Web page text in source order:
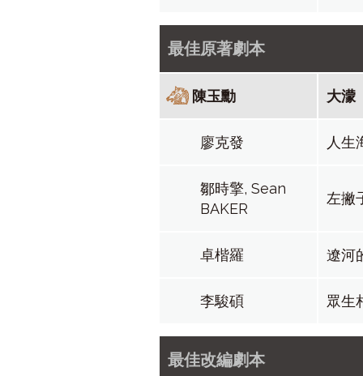
最佳原著劇本
陳玉勳 大濛
廖克發 人生
鄒時擎, Sean
BAKER
左撇
卓楷羅 遼河
李駿碩 眾生
最佳改編劇本